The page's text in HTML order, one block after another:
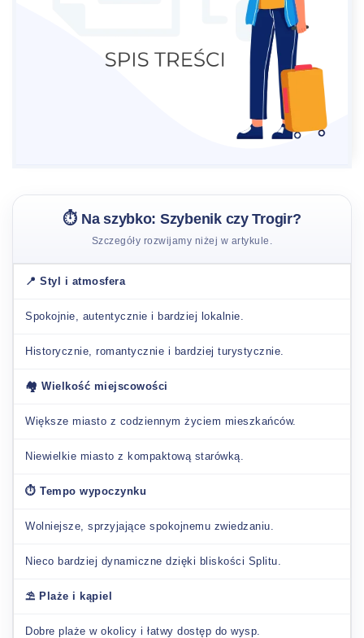
⏱️ Na szybko: Szybenik czy Trogir?
Szczegóły rozwijamy niżej w artykule.
📍 Styl i atmosfera
Spokojnie, autentycznie i bardziej lokalnie.
Historycznie, romantycznie i bardziej turystycznie.
🏘️ Wielkość miejscowości
Większe miasto z codziennym życiem mieszkańców.
Niewielkie miasto z kompaktową starówką.
⏱️ Tempo wypoczynku
Wolniejsze, sprzyjające spokojnemu zwiedzaniu.
Nieco bardziej dynamiczne dzięki bliskości Splitu.
⛱️ Plaże i kąpiel
Dobre plaże w okolicy i łatwy dostęp do wysp.